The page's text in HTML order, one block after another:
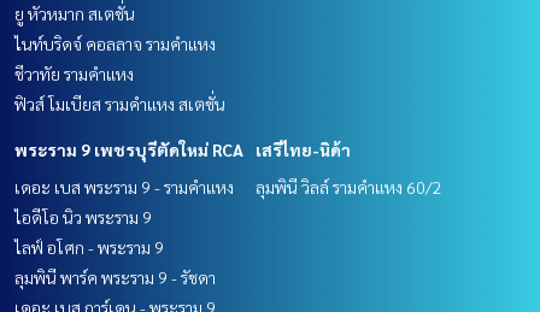
ยู หัวหมาก สเตชั่น
ไนท์บริดจ์ คอลลาจ รามคำแหง
ชีวาทัย รามคำแหง
ฟิวส์ โมเบียส รามคำแหง สเตชั่น
พระราม 9 เพชรบุรีตัดใหม่ RCA
เดอะ เบส พระราม 9 - รามคำแหง
ไอดีโอ นิว พระราม 9
ไลฟ์ อโศก - พระราม 9
ลุมพินี พาร์ค พระราม 9 - รัชดา
เดอะ เบส การ์เดน - พระราม 9
เสรีไทย-นิด้า
ลุมพินี วิลล์ รามคำแหง 60/2